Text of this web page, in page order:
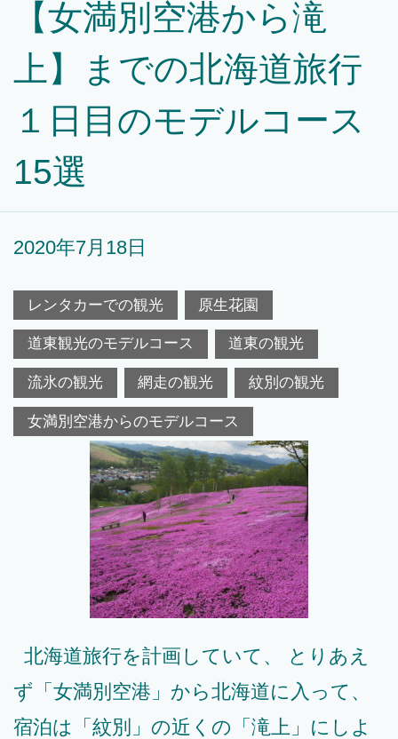
【女満別空港から滝
上】までの北海道旅行
１日目のモデルコース
15選
2020年7月18日
レンタカーでの観光 原生花園
道東観光のモデルコース 道東の観光
流氷の観光 網走の観光 紋別の観光
女満別空港からのモデルコース
北海道旅行を計画していて、 とりあえ
ず「女満別空港」から北海道に入って、
宿泊は「紋別」の近くの「滝上」にしよ